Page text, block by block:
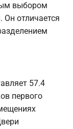
выбором
отличается
57.4
первого